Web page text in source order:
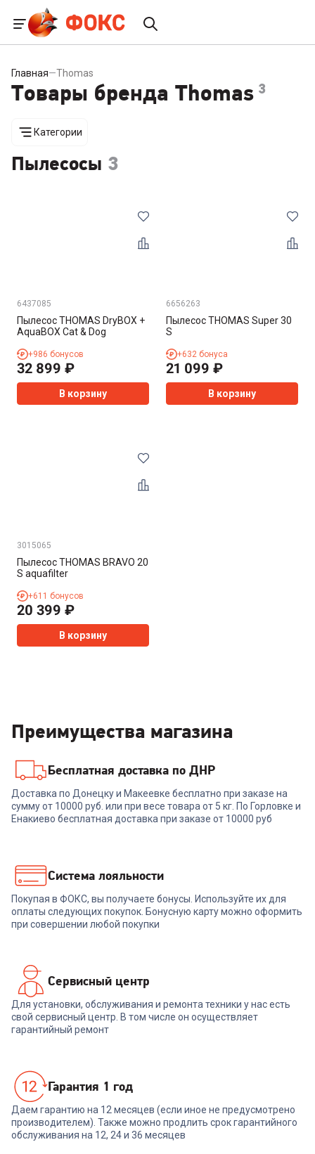
Главная—Thomas
Товары бренда Thomas 3
Категории
Пылесосы 3
6437085
Пылесос THOMAS DryBOX +
AquaBOX Cat & Dog
+986 бонусов
32 899 ₽
В корзину
6656263
Пылесос THOMAS Super 30
S
+632 бонуса
21 099 ₽
В корзину
3015065
Пылесос THOMAS BRAVO 20
S aquafilter
+611 бонусов
20 399 ₽
В корзину
Преимущества магазина
Бесплатная доставка по ДНР
Доставка по Донецку и Макеевке бесплатно при заказе на
сумму от 10000 руб. или при весе товара от 5 кг. По Горловке и
Енакиево бесплатная доставка при заказе от 10000 руб
Система лояльности
Покупая в ФОКС, вы получаете бонусы. Используйте их для
оплаты следующих покупок. Бонусную карту можно оформить
при совершении любой покупки
Сервисный центр
Для установки, обслуживания и ремонта техники у нас есть
свой сервисный центр. В том числе он осуществляет
гарантийный ремонт
Гарантия 1 год
Даем гарантию на 12 месяцев (если иное не предусмотрено
производителем). Также можно продлить срок гарантийного
обслуживания на 12, 24 и 36 месяцев